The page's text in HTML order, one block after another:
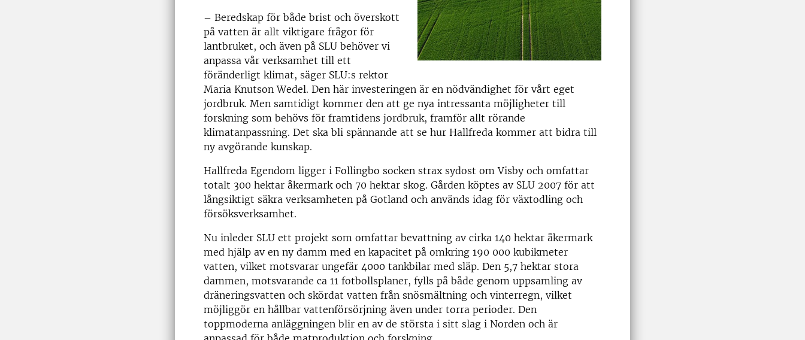
– Beredskap för både brist och överskott
på vatten är allt viktigare frågor för
lantbruket, och även på SLU behöver vi
anpassa vår verksamhet till ett
föränderligt klimat, säger SLU:s rektor
Maria Knutson Wedel. Den här investeringen är en nödvändighet för vårt eget
jordbruk. Men samtidigt kommer den att ge nya intressanta möjligheter till
forskning som behövs för framtidens jordbruk, framför allt rörande
klimatanpassning. Det ska bli spännande att se hur Hallfreda kommer att bidra till
ny avgörande kunskap.
Hallfreda Egendom ligger i Follingbo socken strax sydost om Visby och omfattar
totalt 300 hektar åkermark och 70 hektar skog. Gården köptes av SLU 2007 för att
långsiktigt säkra verksamheten på Gotland och används idag för växtodling och
försöksverksamhet.
Nu inleder SLU ett projekt som omfattar bevattning av cirka 140 hektar åkermark
med hjälp av en ny damm med en kapacitet på omkring 190 000 kubikmeter
vatten, vilket motsvarar ungefär 4000 tankbilar med släp. Den 5,7 hektar stora
dammen, motsvarande ca 11 fotbollsplaner, fylls på både genom uppsamling av
dräneringsvatten och skördat vatten från snösmältning och vinterregn, vilket
möjliggör en hållbar vattenförsörjning även under torra perioder. Den
toppmoderna anläggningen blir en av de största i sitt slag i Norden och är